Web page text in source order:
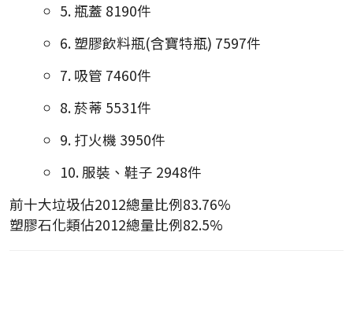
5. 瓶蓋 8190件
6. 塑膠飲料瓶(含寶特瓶) 7597件
7. 吸管 7460件
8. 菸蒂 5531件
9. 打火機 3950件
10. 服裝、鞋子 2948件
前十大垃圾佔2012總量比例83.76%
塑膠石化類佔2012總量比例82.5%